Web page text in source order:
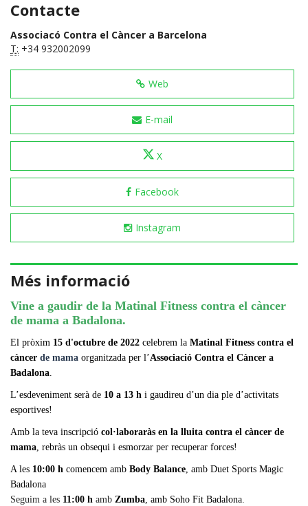
Contacte
Associacó Contra el Càncer a Barcelona
T: +34 932002099
Web
E-mail
X
Facebook
Instagram
Més informació
Vine a gaudir de la Matinal Fitness contra el càncer
de mama a Badalona.
El pròxim 15 d'octubre de 2022 celebrem la Matinal Fitness contra el
càncer de mama organitzada per l’Associació Contra el Càncer a
Badalona
L’esdeveniment serà de 10 a 13 h i gaudireu d’un dia ple d’activitats
esportives!
Amb la teva inscripció col·laboraràs en la lluita contra el càncer de
mama , rebràs un obsequi i esmorzar per recuperar forces!
A les 10:00 h comencem amb Body Balance , amb Duet Sports Magic
Badalona
Seguim a les 11:00 h amb Zumba , amb Soho Fit Badalona.